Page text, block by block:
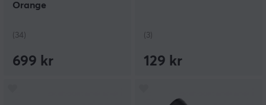
Orange
(34)
699 kr
(3)
129 kr